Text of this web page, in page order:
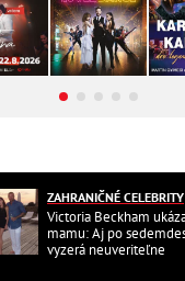
ZAHRANIČNÉ CELEBRITY
Victoria Beckham
mamu: Aj po
vyzerá neuveriteľne